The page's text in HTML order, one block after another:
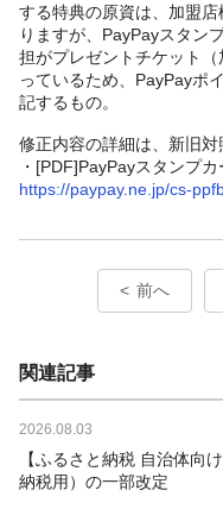
する特典の原資は、加盟
りますが、PayPayスタン
担がプレゼントチケット
っているため、PayPayポ
記するもの。
修正内容の詳細は、新旧対
・[PDF]PayPayスタンプ
https://paypay.ne.jp/cs-
前へ
関連記事
2026.08.03
【ふるさと納税 自治体向
納税用）の一部改定